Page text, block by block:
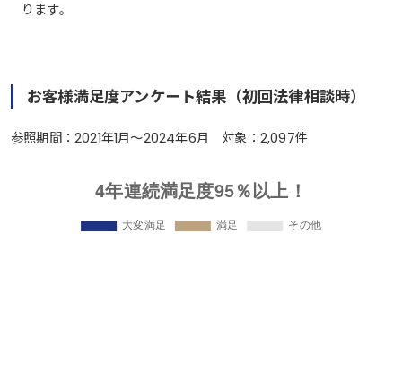
ります。
お客様満足度アンケート結果（初回法律相談時）
参照期間：2021年1月～2024年6月 対象：2,097件